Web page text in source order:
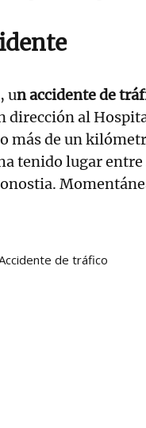
un accidente de
dirección al
más de un
tenido lugar
de tráfico